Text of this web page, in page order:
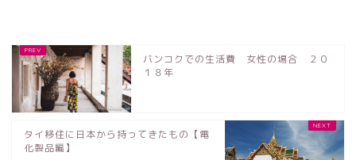
バンコクでの生活費 女性の場合 ２０
１８年
タイ移住に日本から持ってきたもの【電
化製品編】